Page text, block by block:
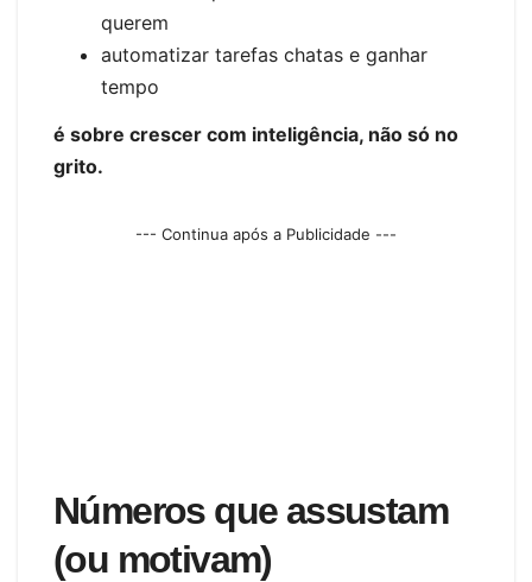
querem
automatizar tarefas chatas e ganhar
tempo
é sobre crescer com inteligência, não só no
grito.
--- Continua após a Publicidade ---
Números que assustam
(ou motivam)